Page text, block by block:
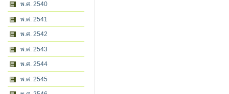
พ.ศ. 2540
พ.ศ. 2541
พ.ศ. 2542
พ.ศ. 2543
พ.ศ. 2544
พ.ศ. 2545